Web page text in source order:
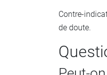
Contre-
de doute.